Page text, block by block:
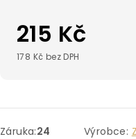
215 Kč
178 Kč bez DPH
Záruka:24 Výrobce: